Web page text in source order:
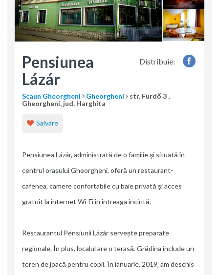
Distribuie:
Pensiunea
Lázár
Scaun Gheorgheni Gheorgheni
str. Fürdő 3 ,
Gheorgheni, jud. Harghita
Salvare
Pensiunea Lázár, administrată de o familie şi situată în
centrul orașului Gheorgheni, oferă un restaurant-
cafenea, camere confortabile cu baie privată și acces
gratuit la internet Wi-Fi în întreaga incintă.
Restaurantul Pensiunii Lázár servește preparate
regionale. În plus, localul are o terasă. Grădina include un
teren de joacă pentru copii. În ianuarie, 2019, am deschis